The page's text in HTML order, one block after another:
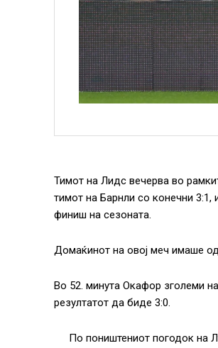
Тимот на Лидс вечерва во
тимот на Барнли со конечни 3:1,
финиш на сезоната.
Домаќинот на овој меч имаше
Во 52. минута Окафор зголеми
резултатот да биде 3:0.
По поништениот погодок на